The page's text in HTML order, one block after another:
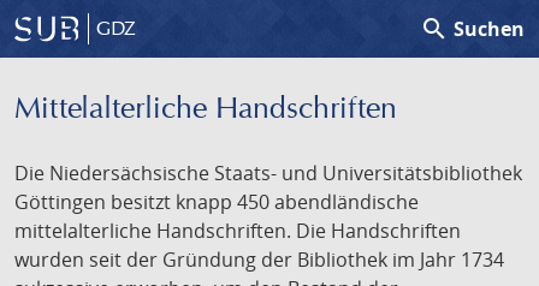
GDZ search Suchen
Mittelalterliche Handschriften
Die Niedersächsische Staats- und Universitätsbibliothek
Göttingen besitzt knapp 450 abendländische
mittelalterliche Handschriften. Die Handschriften
wurden seit der Gründung der Bibliothek im Jahr 1734